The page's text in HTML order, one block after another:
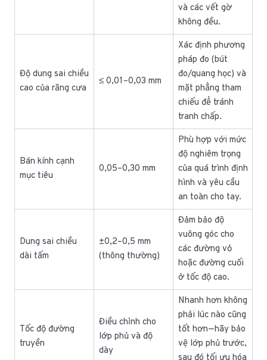
và các vết gờ
không đều.
Độ dung sai chiều
cao của răng cưa
≤ 0,01–0,03 mm
Xác định phương
pháp đo (bút
đo/quang học) và
mặt phẳng tham
chiếu để tránh
tranh chấp.
Bán kính cạnh
mục tiêu
0,05–0,30 mm
Phù hợp với mức
độ nghiêm trọng
của quá trình định
hình và yêu cầu
an toàn cho tay.
Dung sai chiều
dài tấm
±0,2–0,5 mm
(thông thường)
Đảm bảo độ
vuông góc cho
các đường vỏ
hoặc đường cuối
ở tốc độ cao.
Tốc độ đường
truyền
Điều chỉnh cho
lớp phủ và độ
dày
Nhanh hơn không
phải lúc nào cũng
tốt hơn—hãy bảo
vệ lớp phủ trước,
sau đó tối ưu hóa